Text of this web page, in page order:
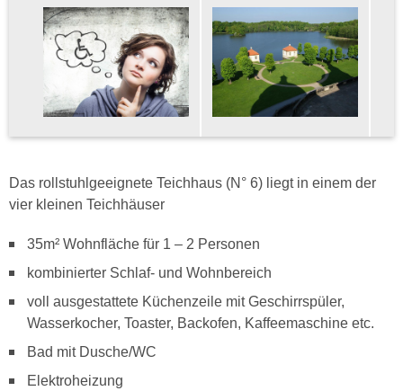
Das rollstuhlgeeignete Teichhaus (N° 6) liegt in einem der
vier kleinen Teichhäuser
35m² Wohnfläche für 1 – 2 Personen
kombinierter Schlaf- und Wohnbereich
voll ausgestattete Küchenzeile mit Geschirrspüler,
Wasserkocher, Toaster, Backofen, Kaffeemaschine etc.
Bad mit Dusche/WC
Elektroheizung